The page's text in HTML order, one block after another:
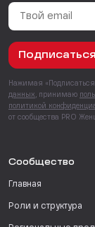
Подписаться
Нажимая
данных , принимаю
политикой
от сообщества PRO
Сообщество
Главная
Роли и структура